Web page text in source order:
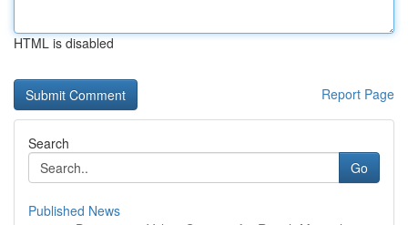
HTML is disabled
Report Page
Search
Go
Published News